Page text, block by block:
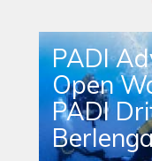
PADI
Open
PADI